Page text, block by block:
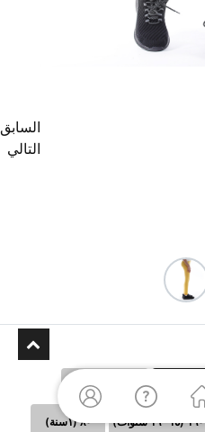
السابق
التالي
١٣٠ (٩-١٠سنوات)
١٦٠ (١٥- ١٦ سنوات) ٨٠ (١سنة)